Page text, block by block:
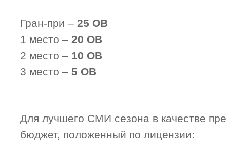
Гран-при – 25 ОВ
1 место – 20 ОВ
2 место – 10 ОВ
3 место – 5 ОВ
Для лучшего СМИ сезона в качестве
бюджет, положенный по лицензии: